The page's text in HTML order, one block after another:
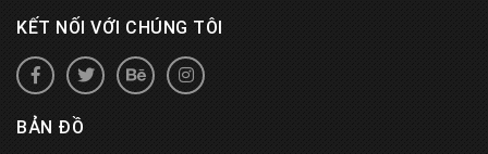
KẾT NỐI VỚI CHÚNG TÔI
BẢN ĐỒ